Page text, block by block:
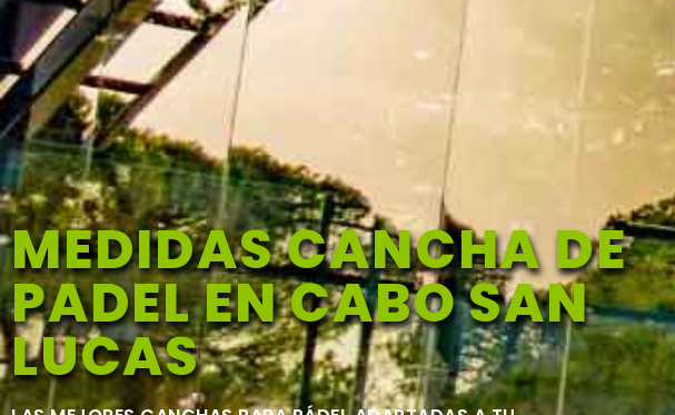
MEDIDAS CANCHA DE
PADEL EN CABO SAN
LUCAS